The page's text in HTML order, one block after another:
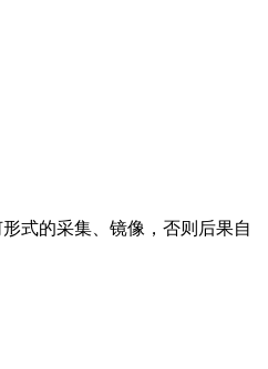
式的采集、镜像，否则后果自